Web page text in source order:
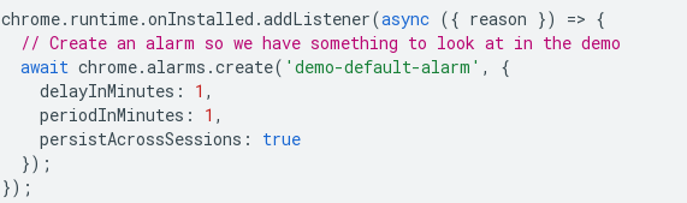
chrome. runtime.onInstalled .addListener(async ({ reason }) => {
// Create an alarm so we have something to look at in the demo
await chrome.alarms .create( 'demo-default-alarm' ,
{
delayInMinutes : 1 ,
periodInMinutes : 1 ,
persistAcrossSessions :
true
});
});